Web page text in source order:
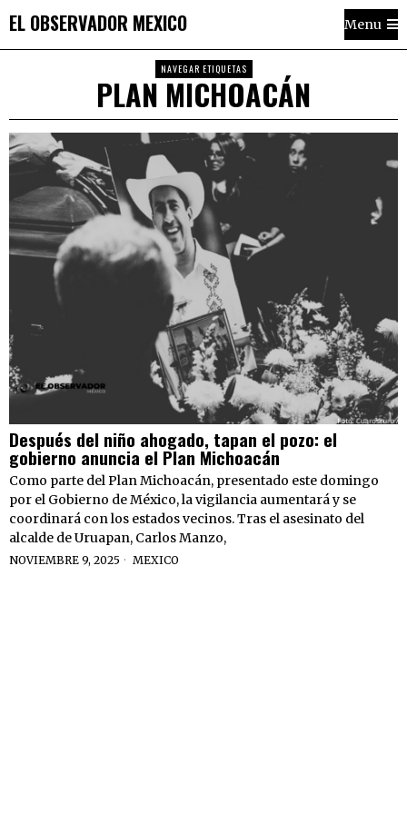
EL OBSERVADOR MEXICO Menu
NAVEGAR ETIQUETAS
PLAN MICHOACÁN
Después del niño ahogado, tapan el pozo: el
gobierno anuncia el Plan Michoacán
Como parte del Plan Michoacán, presentado este domingo
por el Gobierno de México, la vigilancia aumentará y se
coordinará con los estados vecinos. Tras el asesinato del
alcalde de Uruapan, Carlos Manzo,
NOVIEMBRE 9, 2025 MEXICO